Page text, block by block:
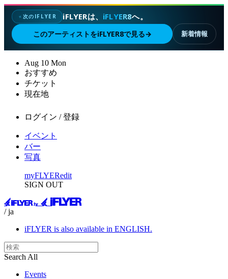
✦次のIFLYER iFLYERは、 iFLYER8へ。
このアーティストをiFLYER8で見る→ 新着情報
Aug 10 Mon
おすすめ
チケット
現在地
ログイン / 登録
イベント
バー
写真
myFLYERedit
SIGN OUT
/ ja
iFLYER is also available in ENGLISH.
Search All
Events